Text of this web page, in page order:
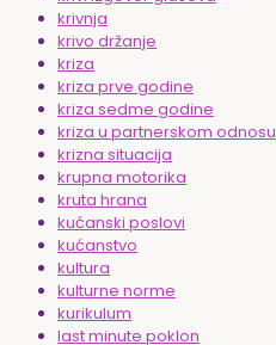
krivnja
krivo držanje
kriza
kriza prve godine
kriza sedme godine
kriza u partnerskom odnosu
krizna situacija
krupna motorika
kruta hrana
kućanski poslovi
kućanstvo
kultura
kulturne norme
kurikulum
last minute poklon